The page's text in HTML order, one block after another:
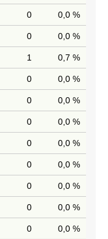
0 0,0 %
0 0,0 %
1 0,7 %
0 0,0 %
0 0,0 %
0 0,0 %
0 0,0 %
0 0,0 %
0 0,0 %
0 0,0 %
0 0,0 %